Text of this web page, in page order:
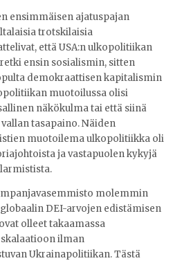
ensimmäisen ajatuspajan
trotskilaisia
että USA:n ulkopolitiikan
ensin sosialismin, sitten
demokraattisen kapitalismin
muotoilussa olisi
näkökulma tai että siinä
tasapaino. Näiden
muotoilema ulkopolitiikka oli
ja vastapuolen kykyjä
molemmin
DEI-arvojen edistämisen
olleet takaamassa
ilman
Ukrainapolitiikan. Tästä